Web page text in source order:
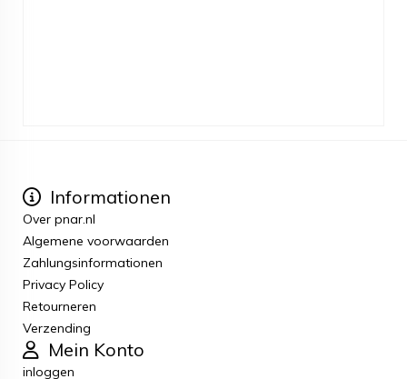
Informationen
Over pnar.nl
Algemene voorwaarden
Zahlungsinformationen
Privacy Policy
Retourneren
Verzending
Mein Konto
inloggen